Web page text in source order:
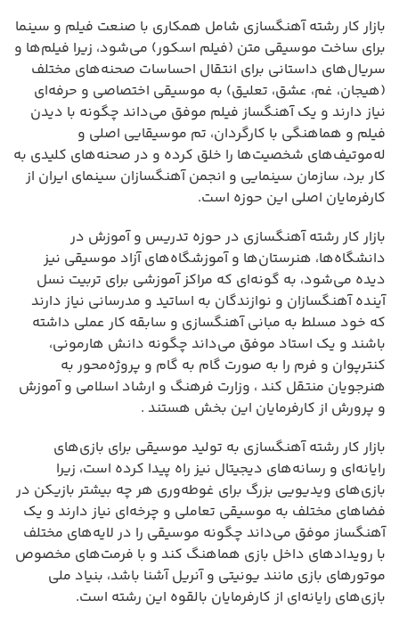
بازار کار رشته آهنگسازی شامل همکاری با صنعت فیلم و سینما
برای ساخت موسیقی متن (فیلم اسکور) می‌شود، زیرا فیلم‌ها و
سریال‌های داستانی برای انتقال احساسات صحنه‌های مختلف
(هیجان، غم، عشق، تعلیق) به موسیقی اختصاصی و حرفه‌ای
نیاز دارند و یک آهنگساز فیلم موفق می‌داند چگونه با دیدن
فیلم و هماهنگی با کارگردان، تم موسیقایی اصلی و
له‌موتیف‌های شخصیت‌ها را خلق کرده و در صحنه‌های کلیدی به
کار برد، سازمان سینمایی و انجمن آهنگسازان سینمای ایران از
کارفرمایان اصلی این حوزه است.
بازار کار رشته آهنگسازی در حوزه تدریس و آموزش در
دانشگاه‌ها، هنرستان‌ها و آموزشگاه‌های آزاد موسیقی نیز
دیده می‌شود، به گونه‌ای که مراکز آموزشی برای تربیت نسل
آینده آهنگسازان و نوازندگان به اساتید و مدرسانی نیاز دارند
که خود مسلط به مبانی آهنگسازی و سابقه کار عملی داشته
باشند و یک استاد موفق می‌داند چگونه دانش هارمونی،
کنترپوان و فرم را به صورت گام به گام و پروژه‌محور به
هنرجویان منتقل کند ، وزارت فرهنگ و ارشاد اسلامی و آموزش
و پرورش از کارفرمایان این بخش هستند .
بازار کار رشته آهنگسازی به تولید موسیقی برای بازی‌های
رایانه‌ای و رسانه‌های دیجیتال نیز راه پیدا کرده است، زیرا
بازی‌های ویدیویی بزرگ برای غوطه‌وری هر چه بیشتر بازیکن در
فضاهای مختلف به موسیقی تعاملی و چرخه‌ای نیاز دارند و یک
آهنگساز موفق می‌داند چگونه موسیقی را در لایه‌های مختلف
با رویدادهای داخل بازی هماهنگ کند و با فرمت‌های مخصوص
موتورهای بازی مانند یونیتی و آنریل آشنا باشد، بنیاد ملی
بازی‌های رایانه‌ای از کارفرمایان بالقوه این رشته است.